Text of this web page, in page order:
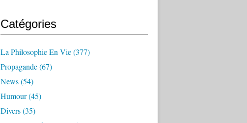
Catégories
La Philosophie En Vie(377)
Propagande(67)
News(54)
Humour(45)
Divers(35)